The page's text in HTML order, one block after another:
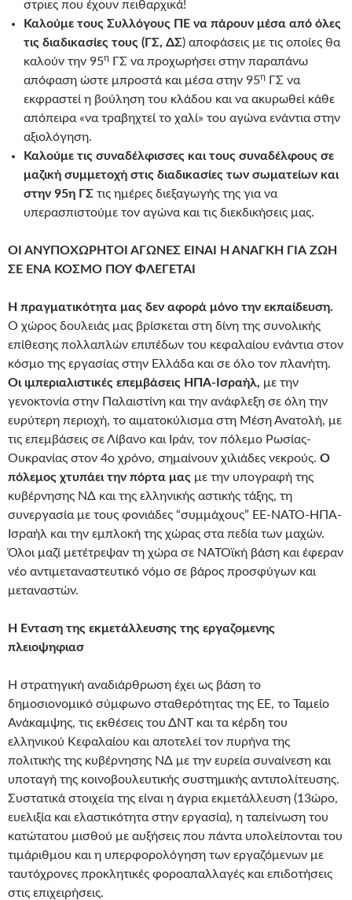
στριες που έχουν πειθαρχικά!
Καλούμε τους Συλλόγους ΠΕ να πάρουν μέσα από όλες
τις διαδικασίες τους (ΓΣ, ΔΣ) αποφάσεις με τις οποίες θα
καλούν την 95η ΓΣ να προχωρήσει στην παραπάνω
απόφαση ώστε μπροστά και μέσα στην 95η ΓΣ να
εκφραστεί η βούληση του κλάδου και να ακυρωθεί κάθε
απόπειρα «να τραβηχτεί το χαλί» του αγώνα ενάντια στην
αξιολόγηση.
Καλούμε τις συναδέλφισσες και τους συναδέλφους σε
μαζική συμμετοχή στις διαδικασίες των σωματείων και
στην 95η ΓΣ τις ημέρες διεξαγωγής της για να
υπερασπιστούμε τον αγώνα και τις διεκδικήσεις μας.
ΟΙ ΑΝΥΠΟΧΩΡΗΤΟΙ ΑΓΩΝΕΣ ΕΙΝΑΙ Η ΑΝΑΓΚΗ ΓΙΑ ΖΩΗ
ΣΕ ΕΝΑ ΚΟΣΜΟ ΠΟΥ ΦΛΕΓΕΤΑΙ
Η πραγματικότητα μας δεν αφορά μόνο την εκπαίδευση.
Ο χώρος δουλειάς μας βρίσκεται στη δίνη της συνολικής
επίθεσης πολλαπλών επιπέδων του κεφαλαίου ενάντια στον
κόσμο της εργασίας στην Ελλάδα και σε όλο τον πλανήτη.
Οι ιμπεριαλιστικές επεμβάσεις ΗΠΑ-Ισραήλ, με την
γενοκτονία στην Παλαιστίνη και την ανάφλεξη σε όλη την
ευρύτερη περιοχή, το αιματοκύλισμα στη Μέση Ανατολή, με
τις επεμβάσεις σε Λίβανο και Ιράν, τον πόλεμο Ρωσίας-
Ουκρανίας στον 4ο χρόνο, σημαίνουν χιλιάδες νεκρούς. Ο
πόλεμος χτυπάει την πόρτα μας με την υπογραφή της
κυβέρνησης ΝΔ και της ελληνικής αστικής τάξης, τη
συνεργασία με τους φονιάδες “συμμάχους” ΕΕ-ΝΑΤΟ-ΗΠΑ-
Ισραήλ και την εμπλοκή της χώρας στα πεδία των μαχών.
Όλοι μαζί μετέτρεψαν τη χώρα σε ΝΑΤΟϊκή βάση και έφεραν
νέο αντιμεταναστευτικό νόμο σε βάρος προσφύγων και
μεταναστών.
Η Ενταση της εκμετάλλευσης της εργαζομενης
πλειοψηφιασ
Η στρατηγική αναδιάρθρωση έχει ως βάση το
δημοσιονομικό σύμφωνο σταθερότητας της ΕΕ, το Ταμείο
Ανάκαμψης, τις εκθέσεις του ΔΝΤ και τα κέρδη του
ελληνικού Κεφαλαίου και αποτελεί τον πυρήνα της
πολιτικής της κυβέρνησης ΝΔ με την ευρεία συναίνεση και
υποταγή της κοινοβουλευτικής συστημικής αντιπολίτευσης.
Συστατικά στοιχεία της είναι η άγρια εκμετάλλευση (13ώρο,
ευελιξία και ελαστικότητα στην εργασία), η ταπείνωση του
κατώτατου μισθού με αυξήσεις που πάντα υπολείπονται του
τιμάριθμου και η υπερφορολόγηση των εργαζόμενων με
ταυτόχρονες προκλητικές φοροαπαλλαγές και επιδοτήσεις
στις επιχειρήσεις.